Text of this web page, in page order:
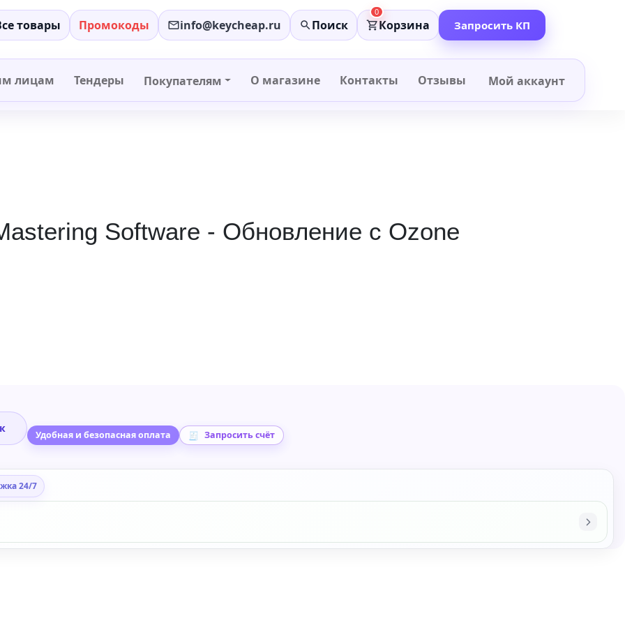
товары Промокоды info@keycheap.ru Поиск
0
Корзина Запросить КП
лицам Тендеры Покупателям О магазине Контакты Отзывы Мой аккаунт
Software - Обновление с Ozone
Удобная и безопасная оплата Запросить счёт
24/7
− +